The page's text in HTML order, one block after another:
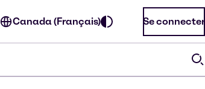
Canada (Français) Se connecter